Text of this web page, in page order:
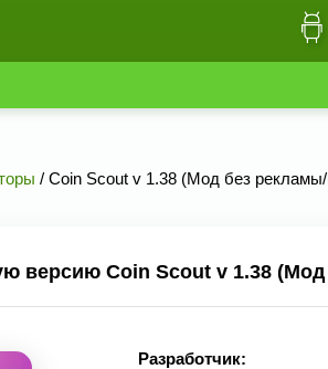
/ Coin Scout v 1.38 (Мод без рекламы/
версию Coin Scout v 1.38
Разработчик: